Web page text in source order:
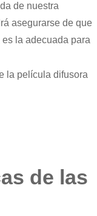
de nuestra
asegurarse de que
la adecuada para
la película difusora
de las